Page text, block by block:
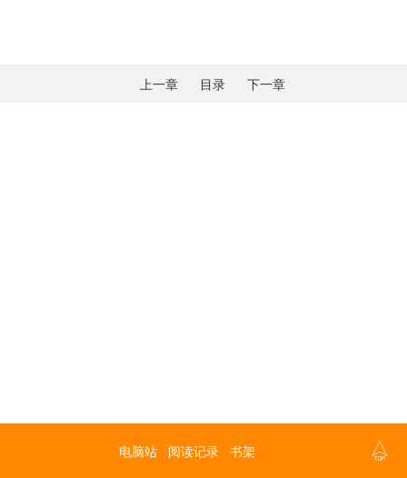
上一章 目录 下一章
电脑站 阅读记录 书架 